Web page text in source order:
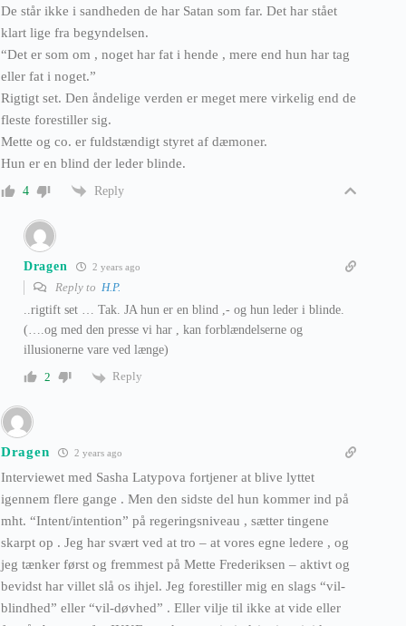
De står ikke i sandheden de har Satan som far. Det har stået
klart lige fra begyndelsen.
“Det er som om , noget har fat i hende , mere end hun har tag
eller fat i noget.”
Rigtigt set. Den åndelige verden er meget mere virkelig end de
fleste forestiller sig.
Mette og co. er fuldstændigt styret af dæmoner.
Hun er en blind der leder blinde.
4 Reply
Dragen 2 years ago
Reply to H.P.
..rigtift set … Tak. JA hun er en blind ,- og hun leder i blinde.
(….og med den presse vi har , kan forblændelserne og
illusionerne vare ved længe)
2
Reply
Dragen 2 years ago
Interviewet med Sasha Latypova fortjener at blive lyttet
igennem flere gange . Men den sidste del hun kommer ind på
mht. “Intent/intention” på regeringsniveau , sætter tingene
skarpt op . Jeg har svært ved at tro – at vores egne ledere , og
jeg tænker først og fremmest på Mette Frederiksen – aktivt og
bevidst har villet slå os ihjel. Jeg forestiller mig en slags “vil-
blindhed” eller “vil-døvhed” . Eller vilje til ikke at vide eller